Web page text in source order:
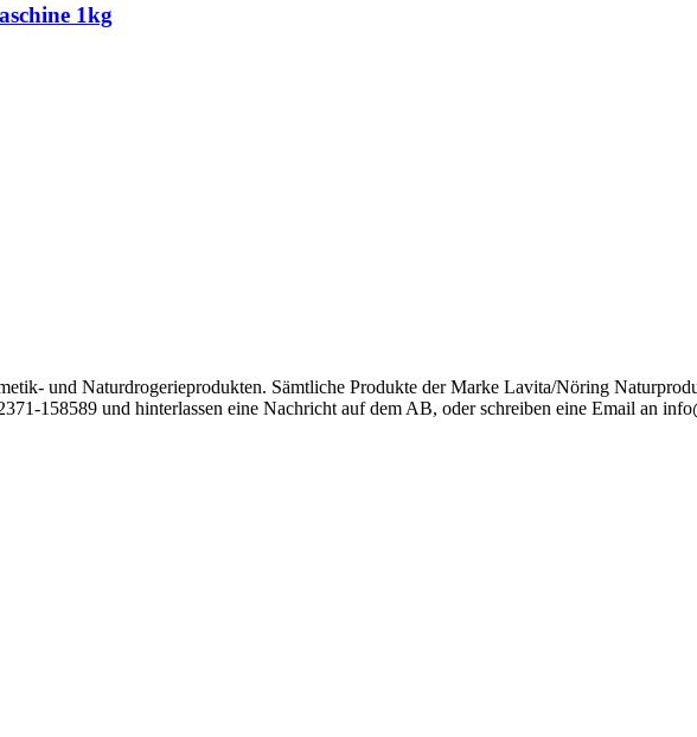
1kg
und Naturdrogerieprodukten. Sämtliche Produkte der Marke Lavita/Nöring
158589 und hinterlassen eine Nachricht auf dem AB, oder schreiben eine Email an